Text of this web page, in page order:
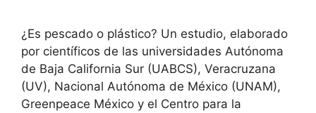
¿Es pescado o plástico? Un estudio, elaborado
por científicos de las universidades Autónoma
de Baja California Sur (UABCS), Veracruzana
(UV), Nacional Autónoma de México (UNAM),
Greenpeace México y el Centro para la